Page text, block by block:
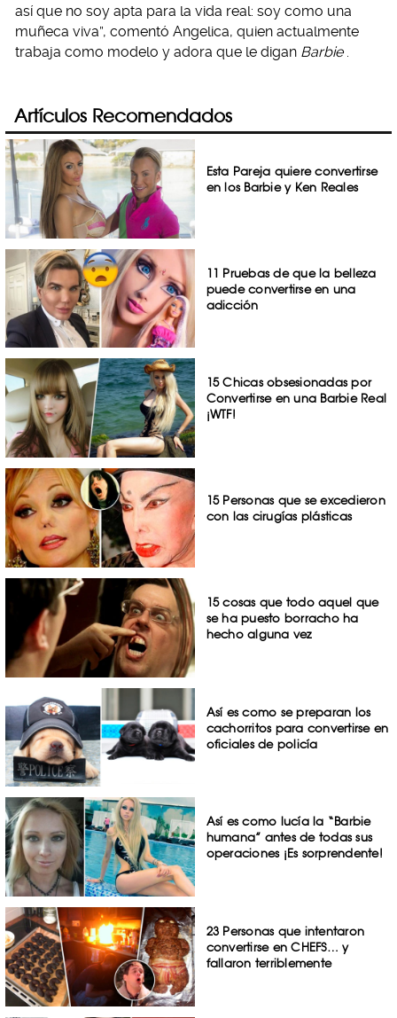
así que no soy apta para la vida real: soy como una
muñeca viva”, comentó Angelica, quien actualmente
trabaja como modelo y adora que le digan Barbie
Artículos Recomendados
Esta Pareja quiere convertirse
en los Barbie y Ken Reales
11 Pruebas de que la belleza
puede convertirse en una
adicción
15 Chicas obsesionadas por
Convertirse en una Barbie Real
¡WTF!
15 Personas que se excedieron
con las cirugías plásticas
15 cosas que todo aquel que
se ha puesto borracho ha
hecho alguna vez
Así es como se preparan los
cachorritos para convertirse en
oficiales de policía
Así es como lucía la “Barbie
humana” antes de todas sus
operaciones ¡Es sorprendente!
23 Personas que intentaron
convertirse en CHEFS… y
fallaron terriblemente